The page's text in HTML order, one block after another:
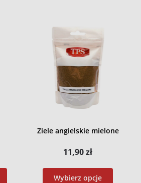
Ziele angielskie mielone
11,90zł
Wybierz opcje